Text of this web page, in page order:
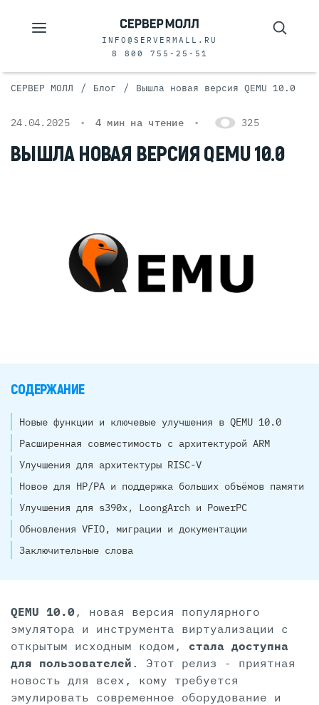
INFO@SERVERMALL.RU
8 800 755-25-51
СЕРВЕР МОЛЛ / Блог / Вышла новая версия QEMU 10.0
24.04.2025 4 мин на чтение 325
ВЫШЛА НОВАЯ ВЕРСИЯ QEMU 10.0
СОДЕРЖАНИЕ
Новые функции и ключевые улучшения в QEMU 10.0
Расширенная совместимость с архитектурой ARM
Улучшения для архитектуры RISC-V
Новое для HP/PA и поддержка больших объёмов памяти
Улучшения для s390x, LoongArch и PowerPC
Обновления VFIO, миграции и документации
Заключительные слова
QEMU 10.0, новая версия популярного
эмулятора и инструмента виртуализации с
открытым исходным кодом, стала доступна
для пользователей . Этот релиз - приятная
новость для всех, кому требуется
эмулировать современное оборудование и